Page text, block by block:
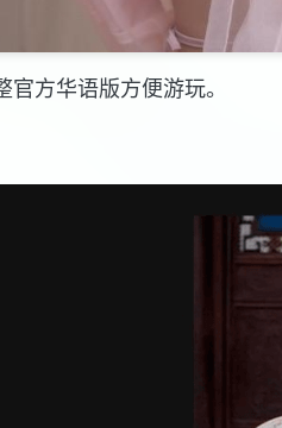
方华语版方便游玩。